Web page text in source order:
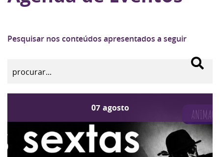
Pesquisar nos conteúdos apresentados a seguir
07 agosto